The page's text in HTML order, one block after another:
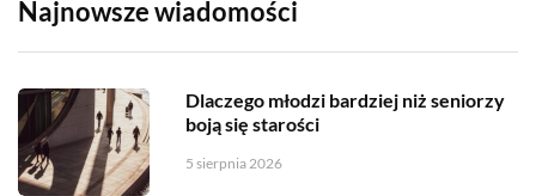
Najnowsze wiadomości
Dlaczego młodzi bardziej niż seniorzy
boją się starości
5 sierpnia 2026